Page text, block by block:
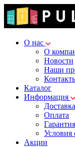
О нас
О
Новости
Наши
Каталог
Информация
Доставка
Оплата
Гарантия
Условия
Акции